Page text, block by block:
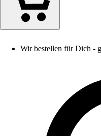
Wir bestellen für Dich -